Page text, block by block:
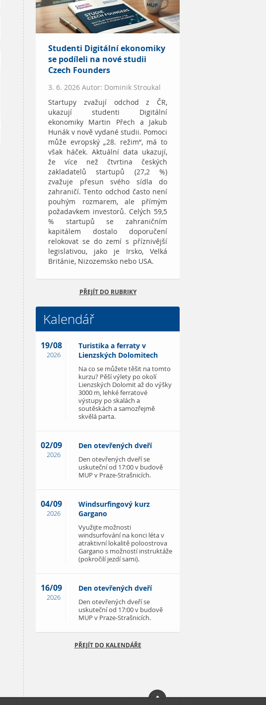
Studenti Digitální ekonomiky
se podíleli na nové studii
Czech Founders
3. 6. 2026 Autor: Dominik Stroukal
Startupy zvažují odchod z ČR,
ukazují studenti Digitální
ekonomiky Martin Přech a Jakub
Hunák v nově vydané studii. Pomoci
může evropský „28. režim“, má to
však háček. Aktuální data ukazují,
že více než čtvrtina českých
zakladatelů startupů (27,2 %)
zvažuje přesun svého sídla do
zahraničí. Tento odchod často není
pouhým rozmarem, ale přímým
požadavkem investorů. Celých 59,5
% startupů se zahraničním
kapitálem dostalo doporučení
relokovat se do zemí s příznivější
legislativou, jako je Irsko, Velká
Británie, Nizozemsko nebo USA.
PŘEJÍT DO RUBRIKY
Kalendář
19/08
2026
Turistika a ferraty v
Lienzských Dolomitech
Na co se můžete těšit na tomto
kurzu? Pěší výlety po okolí
Lienzských Dolomit až do výšky
3000 m, lehké ferratové
výstupy po skalách a
soutěskách a samozřejmě
skvělá parta.
02/09
2026
Den otevřených dveří
Den otevřených dveří se
uskuteční od 17:00 v budově
MUP v Praze-Strašnicích.
04/09
2026
Windsurfingový kurz
Gargano
Využijte možnosti
windsurfování na konci léta v
atraktivní lokalitě poloostrova
Gargano s možností instruktáže
(pokročilí jezdí sami).
16/09
2026
Den otevřených dveří
Den otevřených dveří se
uskuteční od 17:00 v budově
MUP v Praze-Strašnicích.
PŘEJÍT DO KALENDÁŘE